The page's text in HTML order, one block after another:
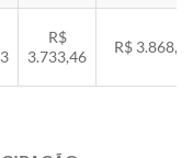
R$
3.733,46
R$